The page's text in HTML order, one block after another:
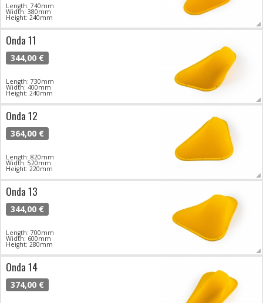
Length: 740mm
Width: 380mm
Height: 240mm
Onda 11
344,00 €
Length: 730mm
Width: 400mm
Height: 240mm
Onda 12
364,00 €
Length: 820mm
Width: 520mm
Height: 220mm
Onda 13
344,00 €
Length: 700mm
Width: 600mm
Height: 280mm
Onda 14
374,00 €